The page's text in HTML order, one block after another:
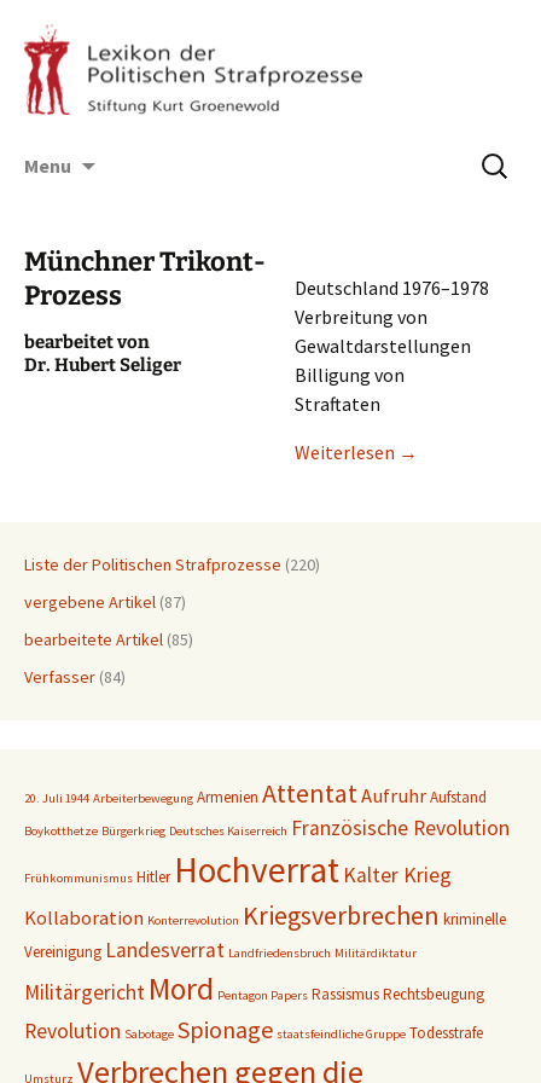
Menu
Suchen
nach:
Münchner Trikont-
Prozess
bearbei­tet von
Dr. Hubert Seliger
Deutsch­land 1976–1978
Verbrei­tung von
Gewaltdarstellungen
Billi­gung von
Straftaten
Weiter­le­sen →
Liste der Politischen Strafprozesse (220)
vergebene Artikel (87)
bearbeitete Artikel (85)
Verfasser (84)
20. Juli 1944 Arbeiterbewegung Armenien AttentatAufruhrAufstand
Boykotthetze Bürgerkrieg Deutsches Kaiserreich Französische Revolution
Frühkommunismus Hitler Hochverrat Kalter Krieg
Kollaboration Konterrevolution Kriegsverbrechen kriminelle
Vereinigung Landesverrat Landfriedensbruch Militärdiktatur
Militärgericht Mord Pentagon Papers RassismusRechtsbeugung
Revolution Sabotage Spionage staatsfeindliche Gruppe Todesstrafe
Umsturz Verbrechen gegen die